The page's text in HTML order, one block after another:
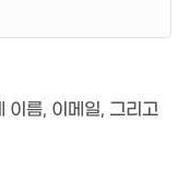
이름, 이메일, 그리고